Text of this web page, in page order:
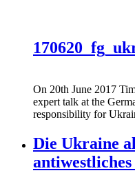
On 20th June 2017
expert talk at the
responsibility for
Die Ukraine